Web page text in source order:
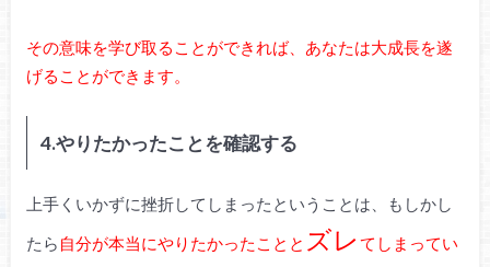
その意味を学び取ることができれば、あなたは大成長を遂
げることができます。
4.やりたかったことを確認する
上手くいかずに挫折してしまったということは、もしかし
たら 自分が本当にやりたかったことと ズレてしまってい